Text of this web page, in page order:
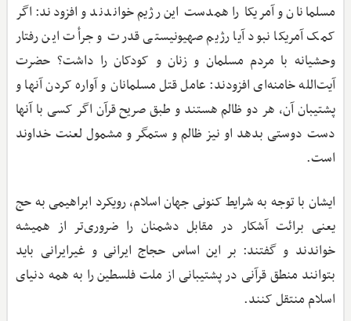
مسلمانان و آمریکا را همدست این رژیم خواندند و افزودند: اگر
کمک آمریکا نبود آیا رژیم صهیونیستی قدرت و جرأت این رفتار
وحشیانه با مردم مسلمان و زنان و کودکان را داشت؟ حضرت
آیت‌الله خامنه‌ای افزودند: عامل قتل مسلمانان و آواره کردن آنها و
پشتیبان آن، هر دو ظالم هستند و طبق صریح قرآن اگر کسی با آنها
دست دوستی بدهد او نیز ظالم و ستمگر و مشمول لعنت خداوند
است.
ایشان با توجه به شرایط کنونی جهان اسلام، رویکرد ابراهیمی به حج
یعنی برائت آشکار در مقابل دشمنان را ضروری‌تر از همیشه
خواندند و گفتند: بر این اساس حجاج ایرانی و غیرایرانی باید
بتوانند منطق قرآنی در پشتیبانی از ملت فلسطین را به همه دنیای
اسلام منتقل کنند.